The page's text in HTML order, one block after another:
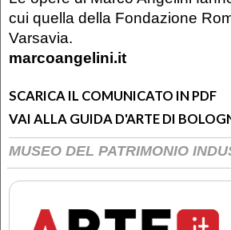
cui quella della Fondazione
Varsavia.
marcoangelini.it
SCARICA IL COMUNICATO IN PDF
VAI ALLA GUIDA D'ARTE DI
MUSEO DEL PATRIMONIO